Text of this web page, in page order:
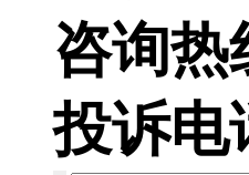
咨询热
投诉电